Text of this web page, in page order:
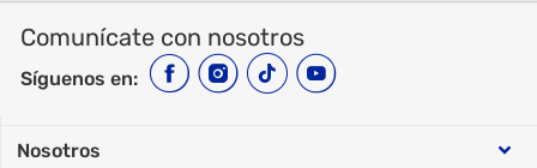
Comunícate con nosotros
Síguenos en:
Nosotros